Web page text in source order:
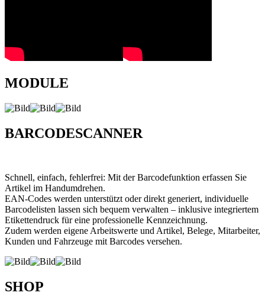
MODULE
BARCODESCANNER
Schnell, einfach, fehlerfrei: Mit der Barcodefunktion erfassen Sie
Artikel im Handumdrehen.
EAN-Codes werden unterstützt oder direkt generiert, individuelle
Barcodelisten lassen sich bequem verwalten – inklusive integriertem
Etikettendruck für eine professionelle Kennzeichnung.
Zudem werden eigene Arbeitswerte und Artikel, Belege, Mitarbeiter,
Kunden und Fahrzeuge mit Barcodes versehen.
SHOP